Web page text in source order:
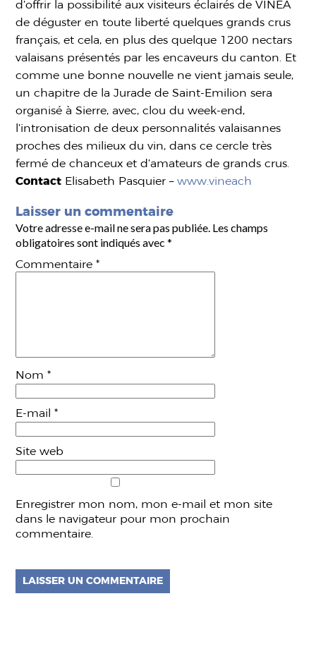
d’offrir la possibilité aux visiteurs éclairés de VINEA
de déguster en toute liberté quelques grands crus
français, et cela, en plus des quelque 1200 nectars
valaisans présentés par les encaveurs du canton. Et
comme une bonne nouvelle ne vient jamais seule,
un chapitre de la Jurade de Saint-Emilion sera
organisé à Sierre, avec, clou du week-end,
l’intronisation de deux personnalités valaisannes
proches des milieux du vin, dans ce cercle très
fermé de chanceux et d’amateurs de grands crus.
Contact Elisabeth Pasquier –www.vineach
Laisser un commentaire
Votre adresse e-mail ne sera pas publiée. Les champs
obligatoires sont indiqués avec*
Commentaire*
Nom*
E-mail*
Site web
Enregistrer mon nom, mon e-mail et mon site
dans le navigateur pour mon prochain
commentaire.